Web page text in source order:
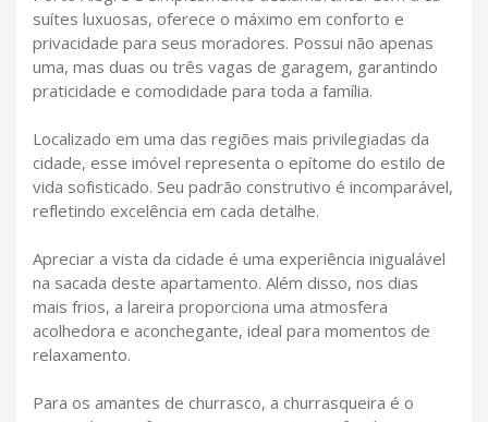
suítes luxuosas, oferece o máximo em conforto e
privacidade para seus moradores. Possui não apenas
uma, mas duas ou três vagas de garagem, garantindo
praticidade e comodidade para toda a família.
Localizado em uma das regiões mais privilegiadas da
cidade, esse imóvel representa o epítome do estilo de
vida sofisticado. Seu padrão construtivo é incomparável,
refletindo excelência em cada detalhe.
Apreciar a vista da cidade é uma experiência inigualável
na sacada deste apartamento. Além disso, nos dias
mais frios, a lareira proporciona uma atmosfera
acolhedora e aconchegante, ideal para momentos de
relaxamento.
Para os amantes de churrasco, a churrasqueira é o